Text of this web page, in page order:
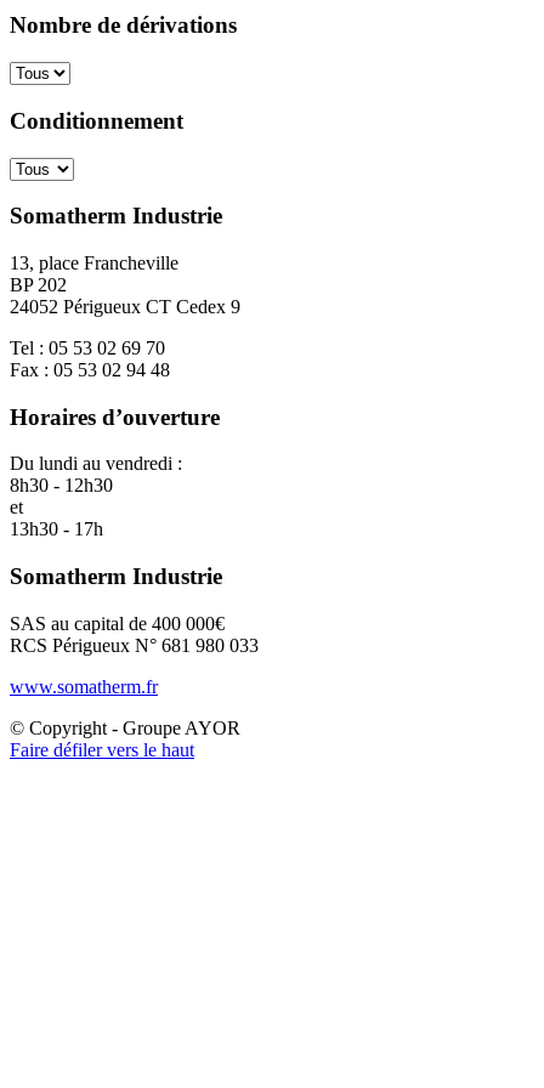
Nombre de dérivations
Conditionnement
Somatherm Industrie
13, place Francheville
BP 202
24052 Périgueux CT Cedex 9
Tel : 05 53 02 69 70
Fax : 05 53 02 94 48
Horaires d’ouverture
Du lundi au vendredi :
8h30 - 12h30
et
13h30 - 17h
Somatherm Industrie
SAS au capital de 400 000€
RCS Périgueux N° 681 980 033
www.somatherm.fr
© Copyright - Groupe AYOR
Faire défiler vers le haut